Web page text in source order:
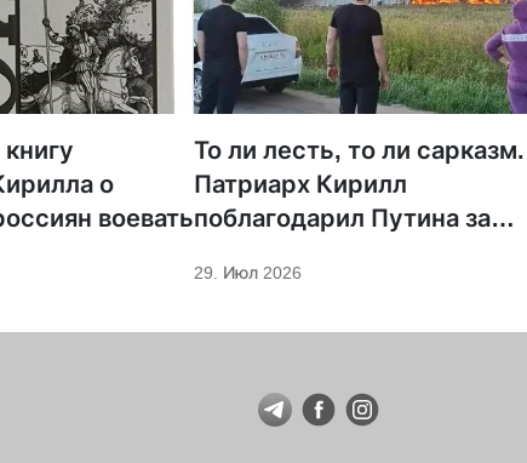
о
воевать
То ли лесть, то ли сарказм.
Патриарх Кирилл
поблагодарил Путина за
экономическое развитие
29. Июл 2026